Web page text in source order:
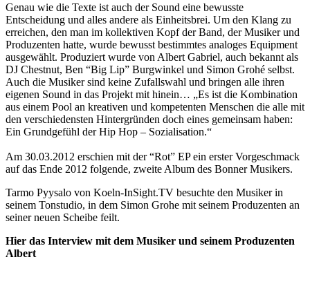
Genau wie die Texte ist auch der Sound eine bewusste
Entscheidung und alles andere als Einheitsbrei. Um den Klang zu
erreichen, den man im kollektiven Kopf der Band, der Musiker und
Produzenten hatte, wurde bewusst bestimmtes analoges Equipment
ausgewählt. Produziert wurde von Albert Gabriel, auch bekannt als
DJ Chestnut, Ben “Big Lip” Burgwinkel und Simon Grohé selbst.
Auch die Musiker sind keine Zufallswahl und bringen alle ihren
eigenen Sound in das Projekt mit hinein… „Es ist die Kombination
aus einem Pool an kreativen und kompetenten Menschen die alle mit
den verschiedensten Hintergründen doch eines gemeinsam haben:
Ein Grundgefühl der Hip Hop – Sozialisation.“
Am 30.03.2012 erschien mit der “Rot” EP ein erster Vorgeschmack
auf das Ende 2012 folgende, zweite Album des Bonner Musikers.
Tarmo Pyysalo von Koeln-InSight.TV besuchte den Musiker in
seinem Tonstudio, in dem Simon Grohe mit seinem Produzenten an
seiner neuen Scheibe feilt.
Hier das Interview mit dem Musiker und seinem Produzenten
Albert